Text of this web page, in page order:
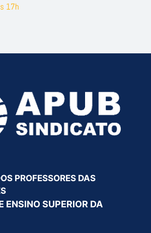
17h
PROFESSORES DAS
ENSINO SUPERIOR DA